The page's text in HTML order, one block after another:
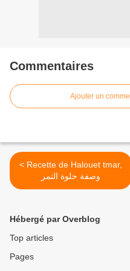
Commentaires
Ajouter un
< Recette de Halouet tmar,
وصفة حلوة التمر
Hébergé par Overblog
Top articles
Pages